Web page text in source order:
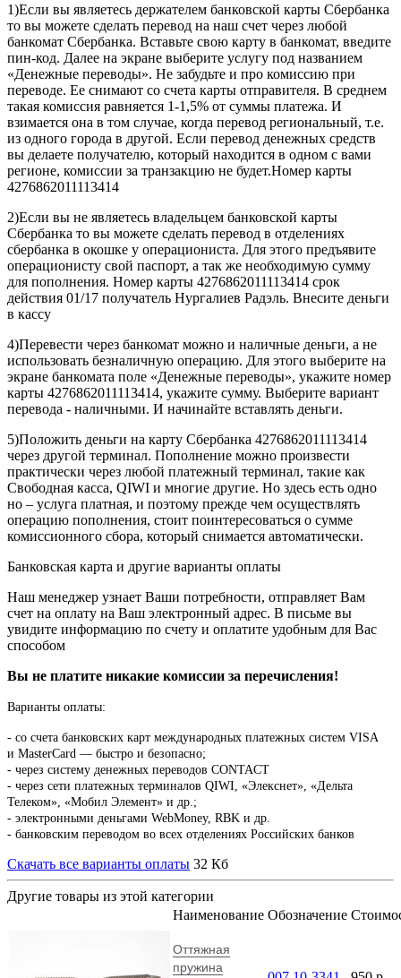
1)Если вы являетесь держателем банковской карты Сбербанка
то вы можете сделать перевод на наш счет через любой
банкомат Сбербанка. Вставьте свою карту в банкомат, введите
пин-код. Далее на экране выберите услугу под названием
«Денежные переводы». Не забудьте и про комиссию при
переводе. Ее снимают со счета карты отправителя. В среднем
такая комиссия равняется 1-1,5% от суммы платежа. И
взимается она в том случае, когда перевод региональный, т.е.
из одного города в другой. Если перевод денежных средств
вы делаете получателю, который находится в одном с вами
регионе, комиссии за транзакцию не будет.Номер карты
4276862011113414
2)Если вы не являетесь владельцем банковской карты
Сбербанка то вы можете сделать перевод в отделениях
сбербанка в окошке у операциониста. Для этого предъявите
операционисту свой паспорт, а так же необходимую сумму
для пополнения. Номер карты 4276862011113414 срок
действия 01/17 получатель Нургалиев Радэль. Внесите деньги
в кассу
4)Перевести через банкомат можно и наличные деньги, а не
использовать безналичную операцию. Для этого выберите на
экране банкомата поле «Денежные переводы», укажите номер
карты 4276862011113414, укажите сумму. Выберите вариант
перевода - наличными. И начинайте вставлять деньги.
5)Положить деньги на карту Сбербанка 4276862011113414
через другой терминал. Пополнение можно произвести
практически через любой платежный терминал, такие как
Свободная касса, QIWI и многие другие. Но здесь есть одно
но – услуга платная, и поэтому прежде чем осуществлять
операцию пополнения, стоит поинтересоваться о сумме
комиссионного сбора, который снимается автоматически.
Банковская карта и другие варианты оплаты
Наш менеджер узнает Ваши потребности, отправляет Вам
счет на оплату на Ваш электронный адрес. В письме вы
увидите информацию по счету и оплатите удобным для Вас
способом
Вы не платите никакие комиссии за перечисления!
Варианты оплаты:
- со счета банковских карт международных платежных систем VISA
и MasterCard — быстро и безопасно;
- через систему денежных переводов CONTACT
- через сети платежных терминалов QIWI, «Элекснет», «Дельта
Телеком», «Мобил Элемент» и др.;
- электронными деньгами WebMoney, RBK и др.
- банковским переводом во всех отделениях Российских банков
Скачать все варианты оплаты 32 Кб
Другие товары из этой категории
Наименование Обозначение
Оттяжная
пружина